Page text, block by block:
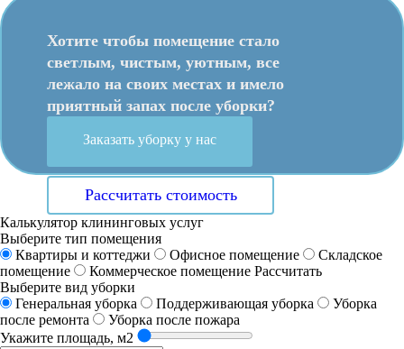
Хотите чтобы помещение стало
светлым, чистым, уютным, все
лежало на своих местах и имело
приятный запах после уборки?
Заказать уборку у нас
Рассчитать стоимость
Калькулятор клининговых услуг
Выберите тип помещения
Квартиры и коттеджи
Офисное помещение
Складское
помещение
Коммерческое помещение Рассчитать
Выберите вид уборки
Генеральная уборка
Поддерживающая уборка
Уборка
после ремонта
Уборка после пожара
Укажите площадь, м2